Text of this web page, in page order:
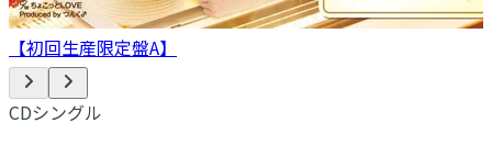
【初回生産限定盤A】
CDシングル